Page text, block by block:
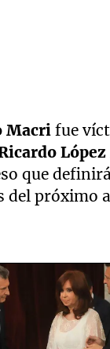
Macrifue
que
del próximo